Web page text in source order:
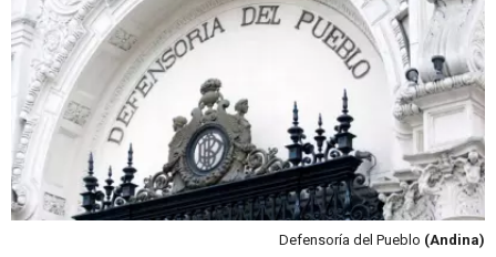
Defensoría del Pueblo (Andina)